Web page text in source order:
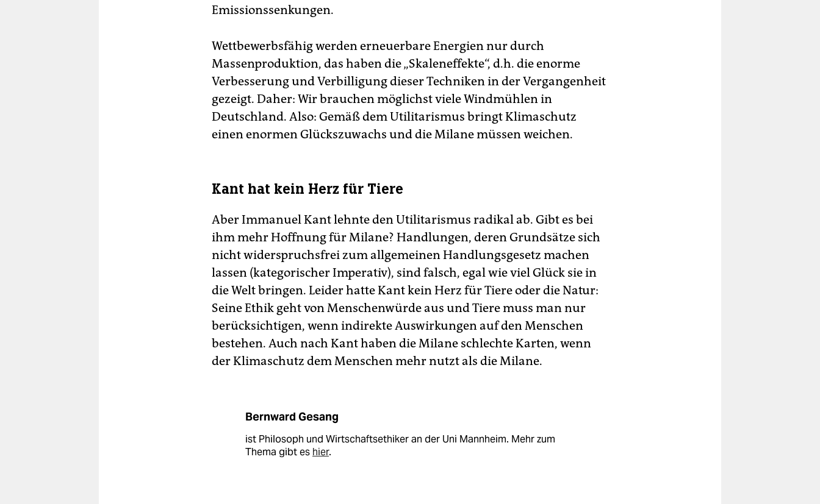
Emissionssenkungen.
Wettbewerbsfähig werden erneuerbare Energien nur durch
Massenproduktion, das haben die „Skaleneffekte“, d.h. die enorme
Verbesserung und Verbilligung dieser Techniken in der Vergangenheit
gezeigt. Daher: Wir brauchen möglichst viele Windmühlen in
Deutschland. Also: Gemäß dem Utilitarismus bringt Klimaschutz
einen enormen Glückszuwachs und die Milane müssen weichen.
Kant hat kein Herz für Tiere
Aber Immanuel Kant lehnte den Utilitarismus radikal ab. Gibt es bei
ihm mehr Hoffnung für Milane? Handlungen, deren Grundsätze sich
nicht widerspruchsfrei zum allgemeinen Handlungsgesetz machen
lassen (kategorischer Imperativ), sind falsch, egal wie viel Glück sie in
die Welt bringen. Leider hatte Kant kein Herz für Tiere oder die Natur:
Seine Ethik geht von Menschenwürde aus und Tiere muss man nur
berücksichtigen, wenn indirekte Auswirkungen auf den Menschen
bestehen. Auch nach Kant haben die Milane schlechte Karten, wenn
der Klimaschutz dem Menschen mehr nutzt als die Milane.
Bernward Gesang
ist Philosoph und Wirtschaftsethiker an der Uni Mannheim. Mehr zum
Thema gibt es hier.